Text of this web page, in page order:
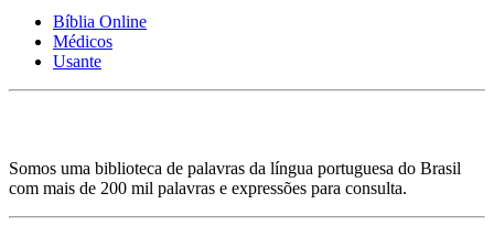
Bíblia Online
Médicos
Usante
Somos uma biblioteca de palavras da língua portuguesa do Brasil
com mais de 200 mil palavras e expressões para consulta.